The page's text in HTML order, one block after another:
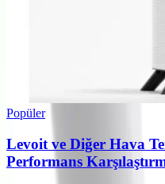
Popüler
Levoit ve Diğer Hava
Performans